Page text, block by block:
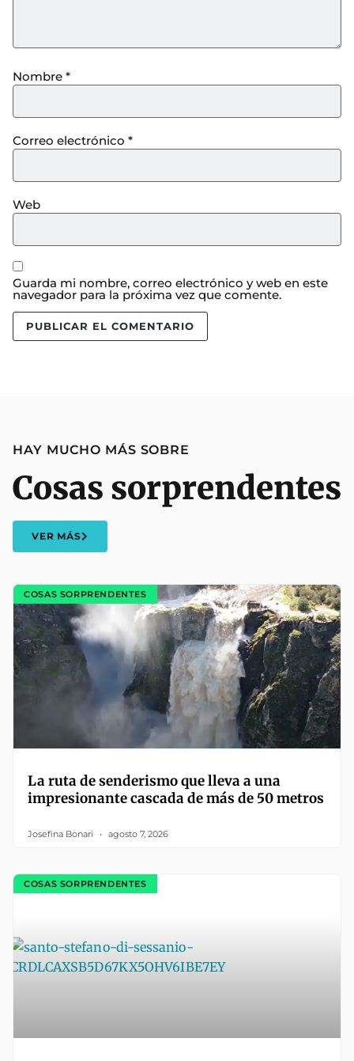
Nombre *
Correo electrónico *
Web
Guarda mi nombre, correo electrónico y web en este
navegador para la próxima vez que comente.
HAY MUCHO MÁS SOBRE
Cosas sorprendentes
VER MÁS
COSAS SORPRENDENTES
La ruta de senderismo que lleva a una
impresionante cascada de más de 50 metros
Josefina Bonari agosto 7, 2026
COSAS SORPRENDENTES